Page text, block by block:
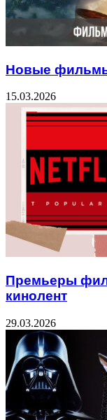
Новые
15.03.2026
Премьеры
кинолент
29.03.2026